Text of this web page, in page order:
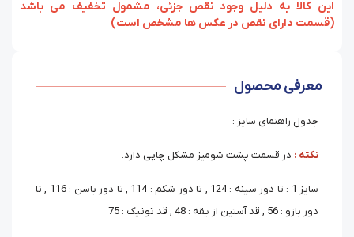
‏‫این کالا به دلیل وجود نقص جزئی، مشمول تخفیف می باشد
(قسمت دارای نقص در عکس ها مشخص است)
معرفی محصول
جدول راهنمای سایز :
نکته : در قسمت پشت شومیز مشکل چاپی دارد.
سایز 1 : تا دور سینه : 124 , تا دور شکم : 114 , تا دور باسن : 116 , تا
دور بازو : 56 , قد آستین از یقه : 48 , قد تونیک : 75